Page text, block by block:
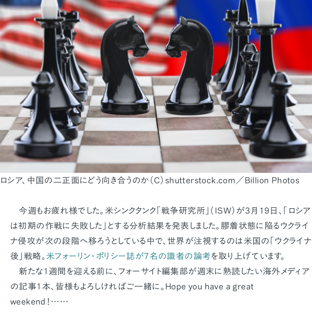
ロシア、中国の二正面にどう向き合うのか（C）shutterstock.com／Billion Photos
今週もお疲れ様でした。米シンクタンク「戦争研究所」（ISW）が3月19日、「ロシア
は初期の作戦に失敗した」とする分析結果を発表しました。膠着状態に陥るウクライ
ナ侵攻が次の段階へ移ろうとしている中で、世界が注視するのは米国の「ウクライナ
後」戦略。 米フォーリン・ポリシー誌が7名の識者の論考を取り上げています。
新たな1週間を迎える前に、フォーサイト編集部が週末に熟読したい海外メディア
の記事1本、皆様もよろしければご一緒に。Hope you have a great
weekend！……